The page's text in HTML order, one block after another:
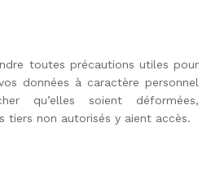
toutes précautions utiles pour
données à caractère personnel
qu’elles soient déformées,
tiers non autorisés y aient accès.